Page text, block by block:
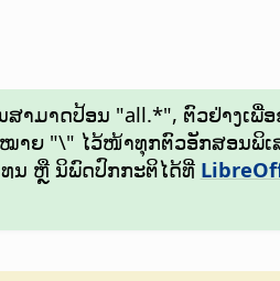
ສາມາດປ້ອນ "all.*", ຕົວຢ່າງເ
າຍ "\" ໄວ້ໜ້າທຸກຕົວອັກສອນພິ
ນ ຫຼື ນິພົດປົກກະຕິໄດ້ທີ່